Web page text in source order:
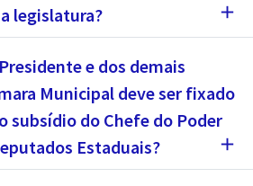
legislatura?
add
e dos demais
Municipal deve ser fixado
subsídio do Chefe do Poder
Estaduais?
add